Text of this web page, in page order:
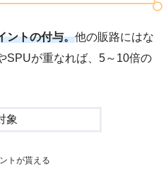
ントの付与。他の販路にはな
SPUが重なれば、5～10倍の
トが貰える